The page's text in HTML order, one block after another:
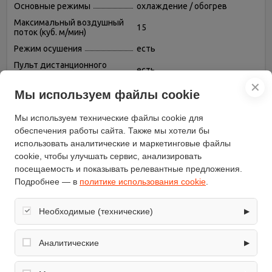
Основные режимы
охлаждение / обогрев
Максимальный воздушный
поток (куб. м/мин)
15
Режим осушения
есть
Пульт дистанционного
есть
Таймер включения/
выключения
есть
Тип хладагента
R 410A
Фаза
однофазный
вращения вентилятора
есть
Режим вентиляции (без
охлаждения и обогрева)
есть
Автоматическое
поддержание температуры
есть
Самодиагностика
неисправностей
есть
Ночной режим
есть
✕
Мы используем файлы cookie
Мы используем технические файлы cookie для
обеспечения работы сайта. Также мы хотели бы
использовать аналитические и маркетинговые файлы
cookie, чтобы улучшать сервис, анализировать
посещаемость и показывать релевантные предложения.
Подробнее — в политике использования cookie
Необходимые (технические) ▶
Обеспечивают корректную работу сайта: оформление
заказа, корзина, вход в личный кабинет. Без них основные
Аналитические ▶
Собирают обезличенную информацию о посещениях и